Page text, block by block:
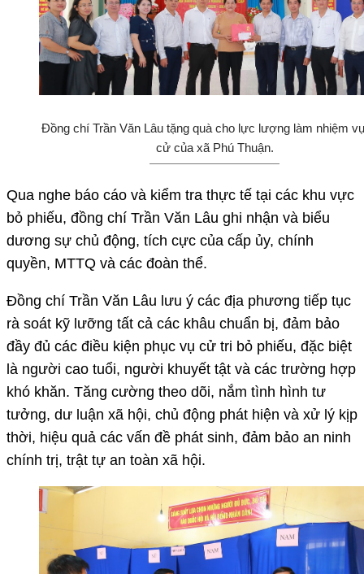
Đồng chí Trần Văn Lâu tặng quà cho lực lượng làm nhiệm
cử của xã Phú Thuận.
Qua nghe báo cáo và kiểm tra thực tế tại các khu vực
bỏ phiếu, đồng chí Trần Văn Lâu ghi nhận và biểu
dương sự chủ động, tích cực của cấp ủy, chính
quyền, MTTQ và các đoàn thể.
Đồng chí Trần Văn Lâu lưu ý các địa phương tiếp tục
rà soát kỹ lưỡng tất cả các khâu chuẩn bị, đảm bảo
đầy đủ các điều kiện phục vụ cử tri bỏ phiếu, đặc biệt
là người cao tuổi, người khuyết tật và các trường hợp
khó khăn. Tăng cường theo dõi, nắm tình hình tư
tưởng, dư luận xã hội, chủ động phát hiện và xử lý kịp
thời, hiệu quả các vấn đề phát sinh, đảm bảo an ninh
chính trị, trật tự an toàn xã hội.